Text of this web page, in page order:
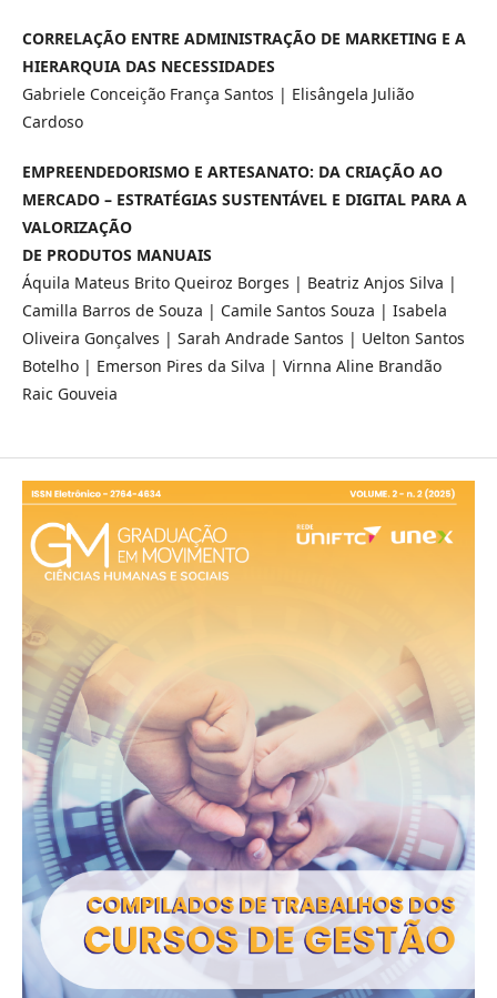
CORRELAÇÃO ENTRE ADMINISTRAÇÃO DE MARKETING E A
HIERARQUIA DAS NECESSIDADES
Gabriele Conceição França Santos | Elisângela Julião
Cardoso
EMPREENDEDORISMO E ARTESANATO: DA CRIAÇÃO AO
MERCADO – ESTRATÉGIAS SUSTENTÁVEL E DIGITAL PARA A
VALORIZAÇÃO
DE PRODUTOS MANUAIS
Áquila Mateus Brito Queiroz Borges | Beatriz Anjos Silva |
Camilla Barros de Souza | Camile Santos Souza | Isabela
Oliveira Gonçalves | Sarah Andrade Santos | Uelton Santos
Botelho | Emerson Pires da Silva | Virnna Aline Brandão
Raic Gouveia